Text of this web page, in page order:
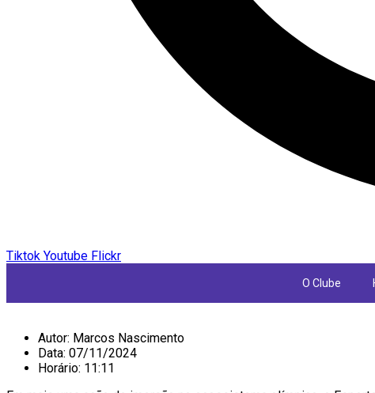
Tiktok Youtube Flickr
O Clube
Autor: Marcos Nascimento
Data: 07/11/2024
Horário: 11:11